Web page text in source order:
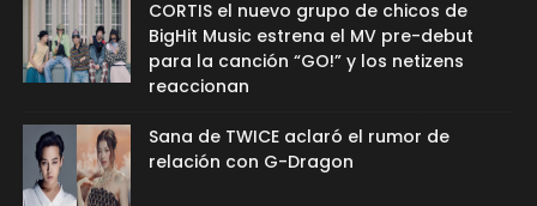
CORTIS el nuevo grupo de chicos de
BigHit Music estrena el MV pre-debut
para la canción “GO!” y los netizens
reaccionan
Sana de TWICE aclaró el rumor de
relación con G-Dragon